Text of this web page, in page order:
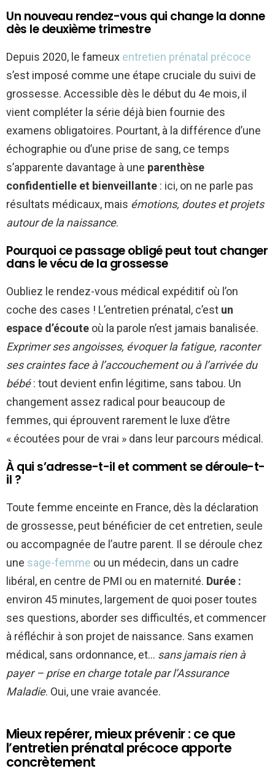
Un nouveau rendez-vous qui change la donne
dès le deuxième trimestre
Depuis 2020, le fameux entretien prénatal précoce
s’est imposé comme une étape cruciale du suivi de
grossesse. Accessible dès le début du 4e mois, il
vient compléter la série déjà bien fournie des
examens obligatoires. Pourtant, à la différence d’une
échographie ou d’une prise de sang, ce temps
s’apparente davantage à une parenthèse
confidentielle et bienveillante : ici, on ne parle pas
résultats médicaux, mais émotions, doutes et projets
autour de la naissance.
Pourquoi ce passage obligé peut tout changer
dans le vécu de la grossesse
Oubliez le rendez-vous médical expéditif où l’on
coche des cases ! L’entretien prénatal, c’est un
espace d’écoute où la parole n’est jamais banalisée.
Exprimer ses angoisses, évoquer la fatigue, raconter
ses craintes face à l’accouchement ou à l’arrivée du
bébé: tout devient enfin légitime, sans tabou. Un
changement assez radical pour beaucoup de
femmes, qui éprouvent rarement le luxe d’être
« écoutées pour de vrai » dans leur parcours médical.
À qui s’adresse-t-il et comment se déroule-t-
il ?
Toute femme enceinte en France, dès la déclaration
de grossesse, peut bénéficier de cet entretien, seule
ou accompagnée de l’autre parent. Il se déroule chez
une sage-femme ou un médecin, dans un cadre
libéral, en centre de PMI ou en maternité. Durée :
environ 45 minutes, largement de quoi poser toutes
ses questions, aborder ses difficultés, et commencer
à réfléchir à son projet de naissance. Sans examen
médical, sans ordonnance, et… sans jamais rien à
payer – prise en charge totale par l’Assurance
Maladie. Oui, une vraie avancée.
Mieux repérer, mieux prévenir : ce que
l’entretien prénatal précoce apporte
concrètement